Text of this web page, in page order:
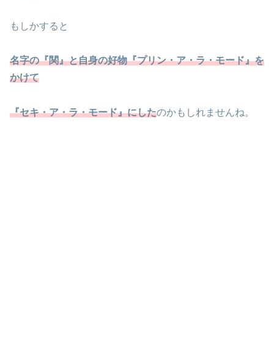
もしかすると
名字の『関』と自身の好物『プリン・ア・ラ・モード』を
かけて
『セキ・ア・ラ・モード』にしたのかもしれませんね。